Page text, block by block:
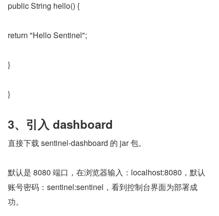
public String hello() {
return "Hello Sentinel";
}
}
3、引入 dashboard
直接下载 sentinel-dashboard 的 jar 包。
默认是 8080 端口，在浏览器输入：localhost:8080，默认
账号密码：sentinel:sentinel，看到控制台界面为部署成
功。